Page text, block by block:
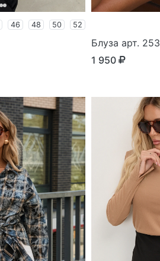
46 48 50 52
Блуза арт.
1 950